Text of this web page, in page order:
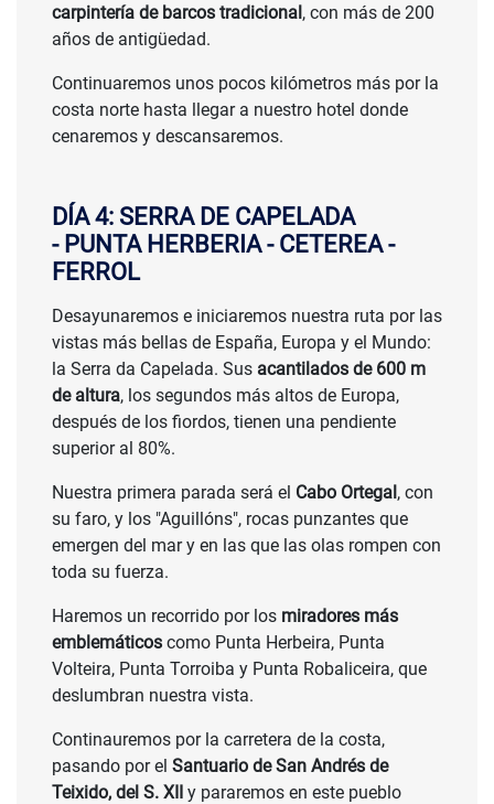
carpintería de barcos tradicional, con más de 200
años de antigüedad.
Continuaremos unos pocos kilómetros más por la
costa norte hasta llegar a nuestro hotel donde
cenaremos y descansaremos.
DÍA 4: SERRA DE CAPELADA
- PUNTA HERBERIA - CETEREA -
FERROL
Desayunaremos e iniciaremos nuestra ruta por las
vistas más bellas de España, Europa y el Mundo:
la Serra da Capelada. Sus acantilados de 600 m
de altura, los segundos más altos de Europa,
después de los fiordos, tienen una pendiente
superior al 80%.
Nuestra primera parada será el Cabo Ortegal, con
su faro, y los "Aguillóns", rocas punzantes que
emergen del mar y en las que las olas rompen con
toda su fuerza.
Haremos un recorrido por los miradores más
emblemáticos como Punta Herbeira, Punta
Volteira, Punta Torroiba y Punta Robaliceira, que
deslumbran nuestra vista.
Continauremos por la carretera de la costa,
pasando por el Santuario de San Andrés de
Teixido, del S. XII y pararemos en este pueblo